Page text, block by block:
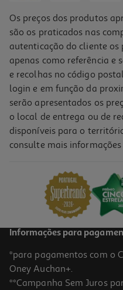
-10%
Livro Os Indomáveis F. C. -
PVP de editor
10,98 €
Os preços dos produtos
são os praticados nas
autenticação do cliente os
apenas como referência e
e recolhas no código
login e em função da
serão apresentados os
o local de entrega ou de
disponíveis para o
consulte mais informações
Informações para
*para pagamentos com o
Oney Auchan+.
**Campanha Sem Juros